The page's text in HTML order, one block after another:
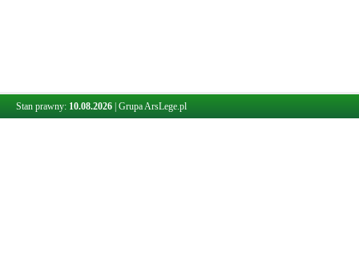
Stan prawny: 10.08.2026 Grupa ArsLege.pl